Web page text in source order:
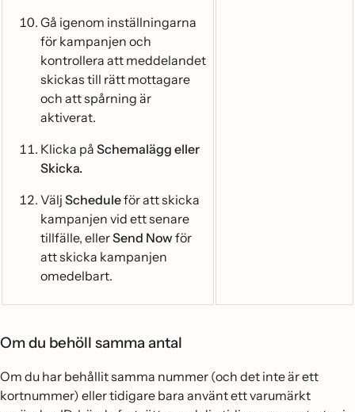
Gå igenom inställningarna
för kampanjen och
kontrollera att meddelandet
skickas till rätt mottagare
och att spårning är
aktiverat.
Klicka på Schemalägg eller
Skicka.
Välj Scheduleför att skicka
kampanjen vid ett senare
tillfälle, ellerSend Now för
att skicka kampanjen
omedelbart.
Om du behöll samma antal
Om du har behållit samma nummer (och det inte är ett
kortnummer) eller tidigare bara använt ett varumärkt